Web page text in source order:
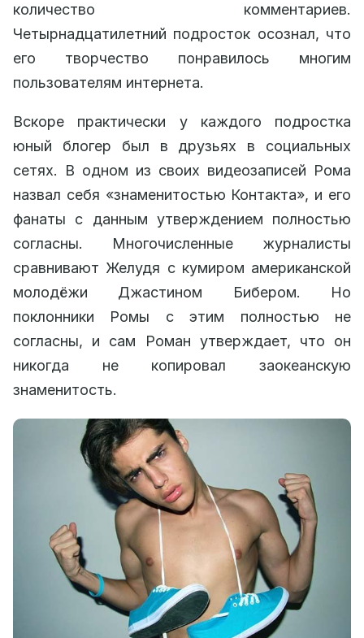
количество комментариев.
Четырнадцатилетний подросток осознал, что
его творчество понравилось многим
пользователям интернета.
Вскоре практически у каждого подростка
юный блогер был в друзьях в социальных
сетях. В одном из своих видеозаписей Рома
назвал себя «знаменитостью Контакта», и его
фанаты с данным утверждением полностью
согласны. Многочисленные журналисты
сравнивают Желудя с кумиром американской
молодёжи Джастином Бибером. Но
поклонники Ромы с этим полностью не
согласны, и сам Роман утверждает, что он
никогда не копировал заокеанскую
знаменитость.